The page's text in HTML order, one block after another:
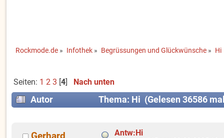
Rockmode.de » Infothek » Begrüssungen und Glückwünsche » Hi
Seiten: 1 2 3 [4] Nach unten
Autor Thema: Hi (Gelesen 36586
Gerhard
Antw:Hi